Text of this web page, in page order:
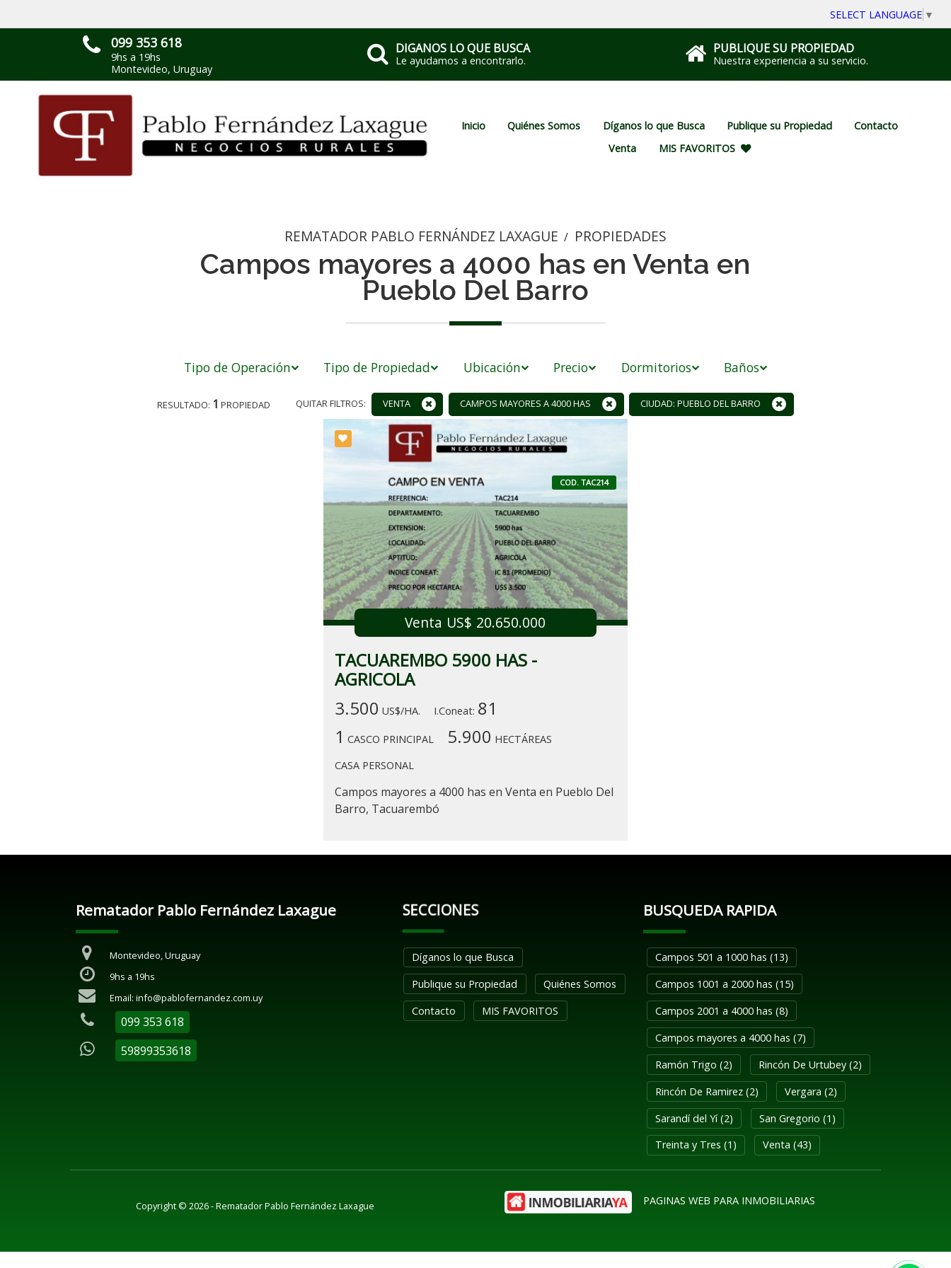
SELECT LANGUAGE ▼
099 353 618
9hs a 19hs
Montevideo, Uruguay
DIGANOS LO QUE BUSCA
Le ayudamos a encontrarlo.
PUBLIQUE SU PROPIEDAD
Nuestra experiencia a su servicio.
Inicio Quiénes Somos Díganos lo que Busca Publique su Propiedad
Contacto
Venta
MIS FAVORITOS
REMATADOR PABLO FERNÁNDEZ LAXAGUE / PROPIEDADES
Campos mayores a 4000 has en Venta en
Pueblo Del Barro
Tipo de Operación Tipo de Propiedad Ubicación Precio Dormitorios Baños
RESULTADO: 1 PROPIEDAD QUITAR FILTROS: VENTA CAMPOS MAYORES A 4000 HAS CIUDAD: PUEBLO DEL BARRO
COD. TAC214
Venta US$ 20.650.000
TACUAREMBO 5900 HAS -
AGRICOLA
3.500 US$/HA. I.Coneat: 81
1 CASCO PRINCIPAL 5.900 HECTÁREAS
CASA PERSONAL
Campos mayores a 4000 has en Venta en Pueblo Del
Barro, Tacuarembó
Rematador Pablo Fernández Laxague
Montevideo, Uruguay
9hs a 19hs
Email: info@pablofernandez.com.uy
099 353 618
59899353618
SECCIONES
Díganos lo que Busca
Publique su Propiedad
Quiénes Somos
Contacto
MIS FAVORITOS
BUSQUEDA RAPIDA
Campos 501 a 1000 has (13)
Campos 1001 a 2000 has (15)
Campos 2001 a 4000 has (8)
Campos mayores a 4000 has (7)
Ramón Trigo (2)
Rincón De Urtubey (2)
Rincón De Ramirez (2)
Vergara (2)
Sarandí del Yí (2)
San Gregorio (1)
Treinta y Tres (1)
Venta (43)
Copyright © 2026 - Rematador Pablo Fernández Laxague PAGINAS WEB PARA INMOBILIARIAS